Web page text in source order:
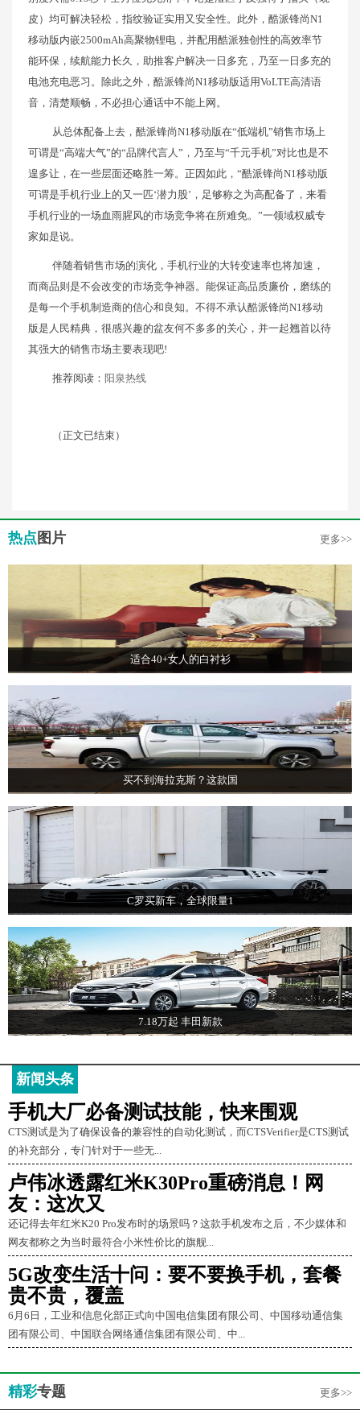
皮）均可解决轻松，指纹验证实用又安全性。此外，酷派锋尚N1
移动版内嵌2500mAh高聚物锂电，并配用酷派独创性的高效率节
能环保，续航能力长久，助推客户解决一日多充，乃至一日多充的
电池充电恶习。除此之外，酷派锋尚N1移动版适用VoLTE高清语
音，清楚顺畅，不必担心通话中不能上网。
从总体配备上去，酷派锋尚N1移动版在“低端机”销售市场上
可谓是“高端大气”的“品牌代言人”，乃至与“千元手机”对比也是不
遑多让，在一些层面还略胜一筹。正因如此，“酷派锋尚N1移动版
可谓是手机行业上的又一匹‘潜力股’，足够称之为高配备了，来看
手机行业的一场血雨腥风的市场竞争将在所难免。”一领域权威专
家如是说。
伴随着销售市场的演化，手机行业的大转变速率也将加速，
而商品则是不会改变的市场竞争神器。能保证高品质廉价，磨练的
是每一个手机制造商的信心和良知。不得不承认酷派锋尚N1移动
版是人民精典，很感兴趣的盆友何不多多的关心，并一起翘首以待
其强大的销售市场主要表现吧!
推荐阅读： 阳泉热线
（正文已结束）
热点 图片 更多>>
适合40+女人的白衬衫
买不到海拉克斯？这款国
C罗买新车，全球限量1
7.18万起 丰田新款
新闻头条
手机大厂必备测试技能，快来围观
CTS测试是为了确保设备的兼容性的自动化测试，而CTSVerifier是CTS测试
的补充部分，专门针对于一些无...
卢伟冰透露红米K30Pro重磅消息！网
友：这次又
还记得去年红米K20 Pro发布时的场景吗？这款手机发布之后，不少媒体和
网友都称之为当时最符合小米性价比的旗舰...
5G改变生活十问：要不要换手机，套餐
贵不贵，覆盖
6月6日，工业和信息化部正式向中国电信集团有限公司、中国移动通信集
团有限公司、中国联合网络通信集团有限公司、中...
精彩专题 更多>>